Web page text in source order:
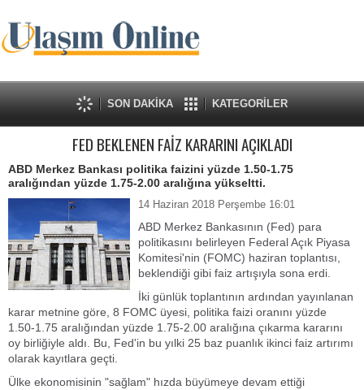
SON DAKİKA KATEGORİLER
FED BEKLENEN FAİZ KARARINI AÇIKLADI
ABD Merkez Bankası politika faizini yüzde 1.50-1.75
aralığından yüzde 1.75-2.00 aralığına yükseltti.
14 Haziran 2018 Perşembe 16:01
ABD Merkez Bankasının (Fed) para
politikasını belirleyen Federal Açık Piyasa
Komitesi'nin (FOMC) haziran toplantısı,
beklendiği gibi faiz artışıyla sona erdi.
İki günlük toplantının ardından yayınlanan
karar metnine göre, 8 FOMC üyesi, politika faizi oranını yüzde
1.50-1.75 aralığından yüzde 1.75-2.00 aralığına çıkarma kararını
oy birliğiyle aldı. Bu, Fed'in bu yılki 25 baz puanlık ikinci faiz artırımı
olarak kayıtlara geçti.
Ülke ekonomisinin "sağlam" hızda büyümeye devam ettiği